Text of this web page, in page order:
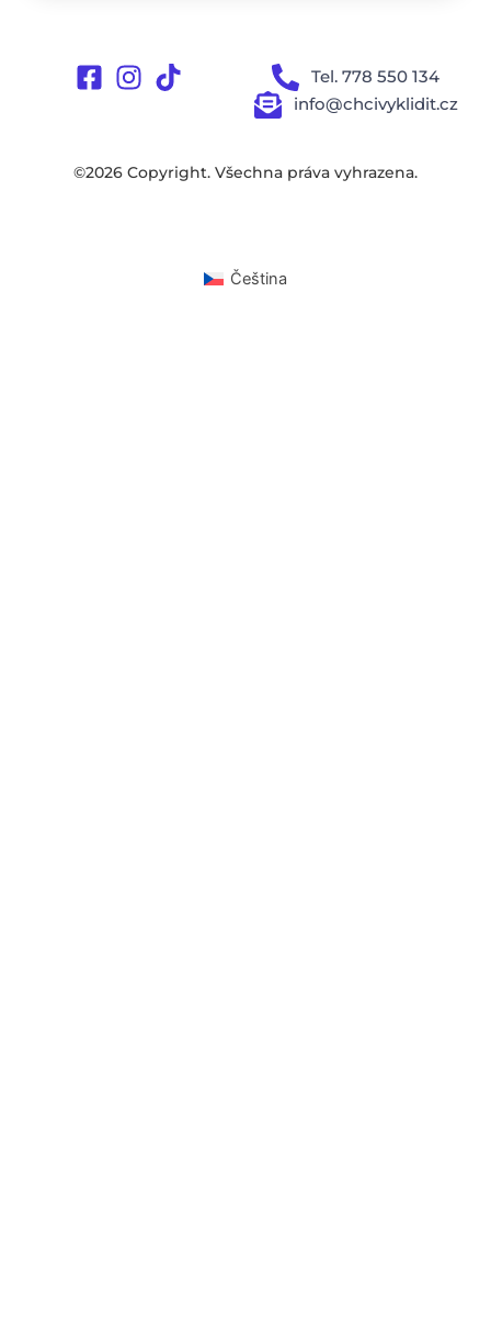
Tel. 778 550 134
info@chcivyklidit.cz
©2026 Copyright. Všechna práva vyhrazena.
Čeština